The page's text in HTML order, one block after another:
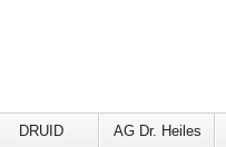
DRUID AG Dr. Heiles